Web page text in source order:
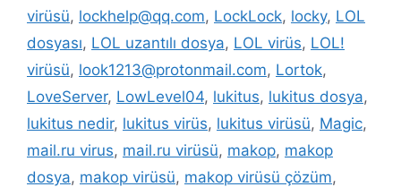
virüsü, lockhelp@qq.com, LockLock, locky, LOL
dosyası, LOL uzantılı dosya, LOL virüs, LOL!
virüsü, look1213@protonmail.com, Lortok,
LoveServer, LowLevel04, lukitus, lukitus dosya,
lukitus nedir, lukitus virüs, lukitus virüsü, Magic,
mail.ru virus, mail.ru virüsü, makop, makop
dosya, makop virüsü, makop virüsü çözüm,